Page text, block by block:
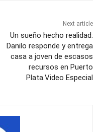
Next article
Un sueño hecho realidad:
Danilo responde y entrega
casa a joven de escasos
recursos en Puerto
Plata.Video Especial